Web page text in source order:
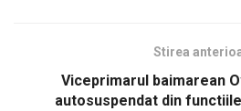
Stirea
Viceprimarul baimarean
autosuspendat din